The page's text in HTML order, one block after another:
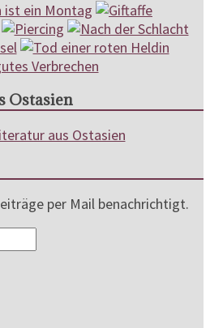
Ostasien
per Mail benachrichtigt.